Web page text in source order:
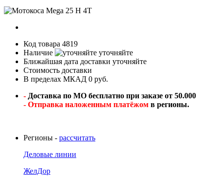
Код товара 4819
Наличие
уточняйте
Ближайшая дата доставки уточняйте
Стоимость доставки
В пределах МКАД 0 руб.
- Доставка по МО бесплатно при заказе от 50.000
- Отправка наложенным платёжом в регионы.
Регионы - рассчитать
Деловые линии
ЖелДор